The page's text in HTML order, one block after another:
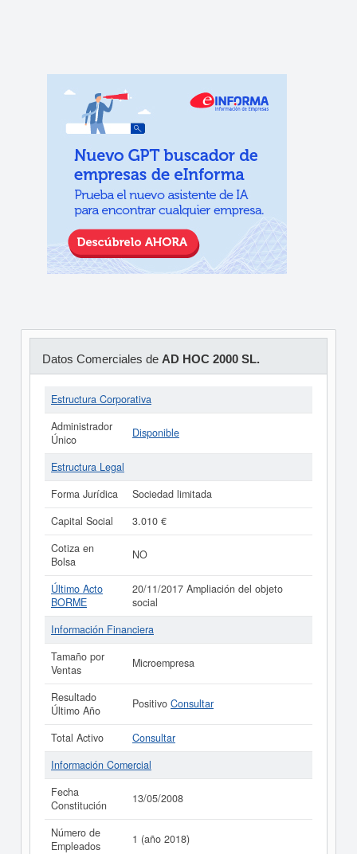
Datos Comerciales de AD HOC 2000 SL.
Estructura Corporativa
Administrador
Único
Disponible
Estructura Legal
Forma Jurídica
Sociedad limitada
Capital Social
3.010 €
Cotiza en
Bolsa
NO
Último Acto
BORME
20/11/2017 Ampliación del objeto
social
Información Financiera
Tamaño por
Ventas
Microempresa
Resultado
Último Año
Positivo Consultar
Total Activo
Consultar
Información Comercial
Fecha
Constitución
13/05/2008
Número de
Empleados
1 (año 2018)